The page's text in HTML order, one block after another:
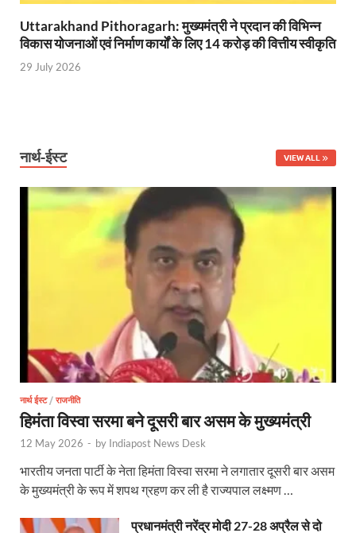
Uttarakhand Pithoragarh: मुख्यमंत्री ने प्रदान की विभिन्न
विकास योजनाओं एवं निर्माण कार्यों के लिए 14 करोड़ की वित्तीय स्वीकृति
29 July 2026
नार्थ-ईस्ट VIEW ALL
नार्थ ईस्ट/ राजनीति
हिमंता विस्वा सरमा बने दूसरी बार असम के मुख्यमंत्री
12 May 2026 - by Indiapost News Desk
भारतीय जनता पार्टी के नेता हिमंता विस्वा सरमा ने लगातार दूसरी बार असम
के मुख्यमंत्री के रूप में शपथ ग्रहण कर ली है राज्यपाल लक्ष्मण …
प्रधानमंत्री नरेंद्र मोदी 27-28 अप्रैल से दो